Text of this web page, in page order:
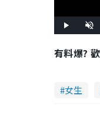
l
n
t
e
有料爆?
女生